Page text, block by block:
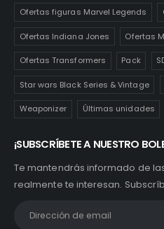
Ofertas figuras Marvel Legends
Ofertas Indiana Jones Ofertas
Ofertas Transformers Pack
Star wars Black Series & Vintage
Weaponizer Últimas unidades
¡SUBSCRÍBETE A NUESTRO
Te mantendrás informado de
realmente te interesan.